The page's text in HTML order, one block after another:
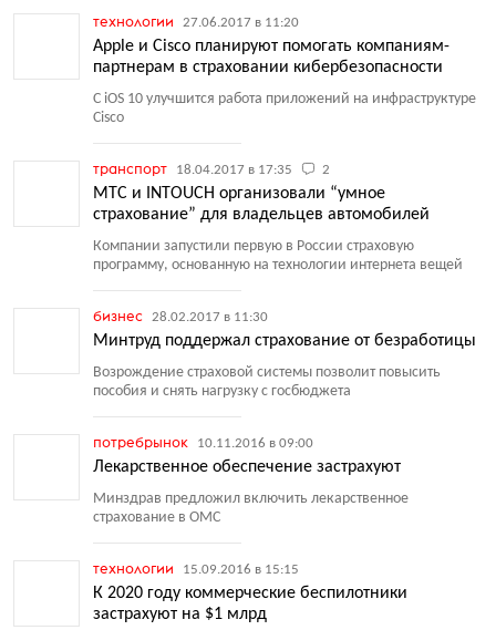
технологии 27.06.2017 в 11:20
Apple и Cisco планируют помогать компаниям-
партнерам в страховании кибербезопасности
С iOS 10 улучшится работа приложений на инфраструктуре
Cisco
транспорт 18.04.2017 в 17:35 2
МТС и INTOUCH организовали “умное
страхование” для владельцев автомобилей
Компании запустили первую в России страховую
программу, основанную на технологии интернета вещей
бизнес 28.02.2017 в 11:30
Минтруд поддержал страхование от безработицы
Возрождение страховой системы позволит повысить
пособия и снять нагрузку с госбюджета
потребрынок 10.11.2016 в 09:00
Лекарственное обеспечение застрахуют
Минздрав предложил включить лекарственное
страхование в ОМС
технологии 15.09.2016 в 15:15
К 2020 году коммерческие беспилотники
застрахуют на $1 млрд